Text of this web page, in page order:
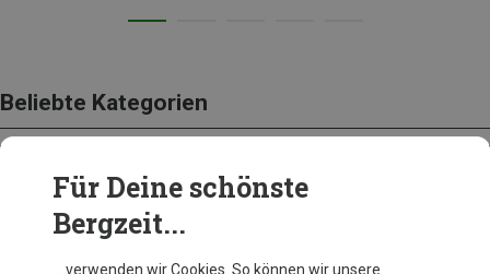
Beliebte Kategorien
BEKLEIDUNG
Für Deine schönste
Bergzeit...
… verwenden wir Cookies. So können wir unsere